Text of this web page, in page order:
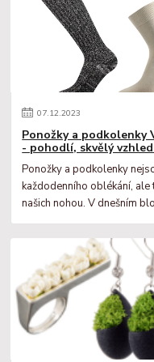
07.12.2023
Ponožky a podkolenky
- pohodlí, skvělý
Ponožky a podkolenky
každodenního oblékání,
našich nohou. V dnešním